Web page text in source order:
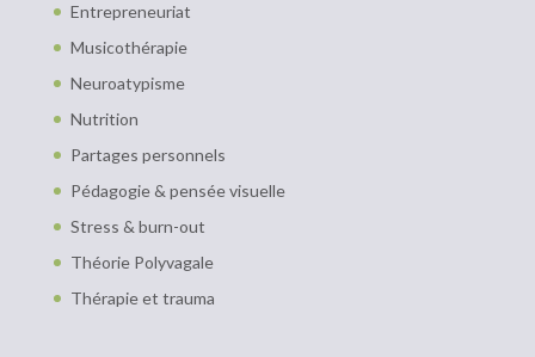
Entrepreneuriat
Musicothérapie
Neuroatypisme
Nutrition
Partages personnels
Pédagogie & pensée visuelle
Stress & burn-out
Théorie Polyvagale
Thérapie et trauma